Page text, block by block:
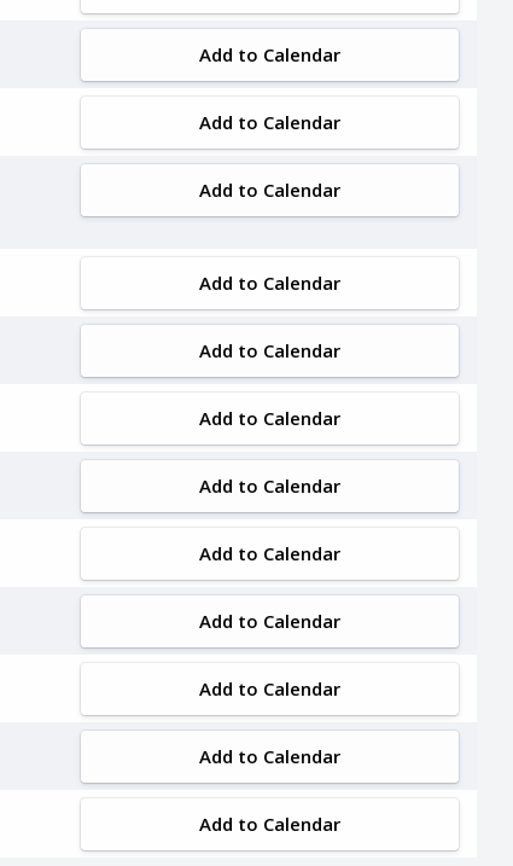
Add to Calendar
Add to Calendar
Add to Calendar
Add to Calendar
Add to Calendar
Add to Calendar
Add to Calendar
Add to Calendar
Add to Calendar
Add to Calendar
Add to Calendar
Add to Calendar